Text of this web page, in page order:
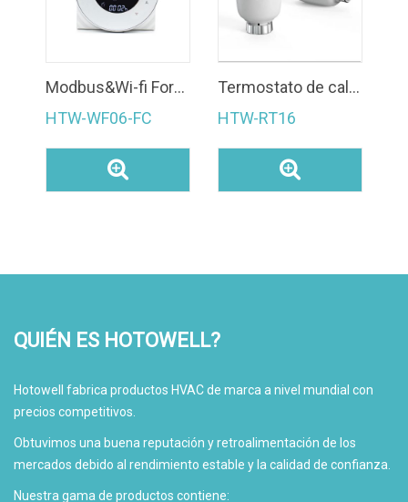
Modbus&Wi-fi Forma Redonda 4 Tubos Sistema Fan Coil Habitación Smart Life Termostato HTW-WF06-FC
HTW-WF06-FC
Termostato de calefacción inteligente de bajo consumo RT16 Zigbee programable + Actuador de radiador de puerta de enlace
HTW-RT16
QUIÉN ES HOTOWELL?
Hotowell fabrica productos HVAC de marca a nivel mundial con
precios competitivos.
Obtuvimos una buena reputación y retroalimentación de los
mercados debido al rendimiento estable y la calidad de confianza.
Nuestra gama de productos contiene: